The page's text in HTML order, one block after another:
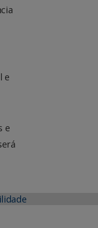
e
e